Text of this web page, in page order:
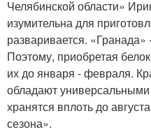
Челябинской области»
изумительна для
разваривается.
Поэтому, приобретая
их до января - февраля.
обладают
хранятся вплоть до
сезона».